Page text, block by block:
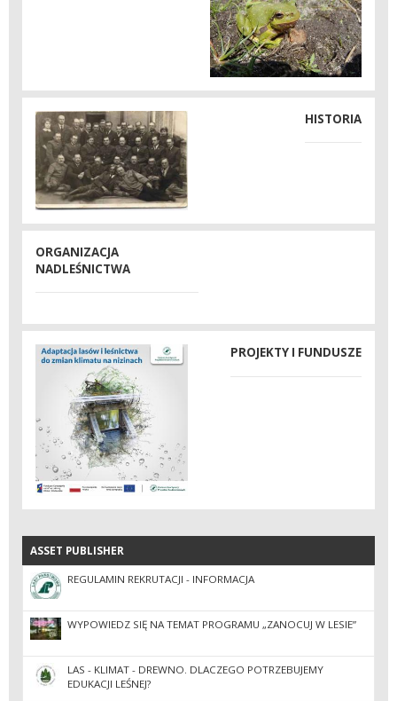
HISTORIA
ORGANIZACJA
NADLEŚNICTWA
PROJEKTY I FUNDUSZE
ASSET PUBLISHER
ASSET PUBLISHER
REGULAMIN REKRUTACJI - INFORMACJA
WYPOWIEDZ SIĘ NA TEMAT PROGRAMU „ZANOCUJ W LESIE”
LAS - KLIMAT - DREWNO. DLACZEGO POTRZEBUJEMY
EDUKACJI LEŚNEJ?